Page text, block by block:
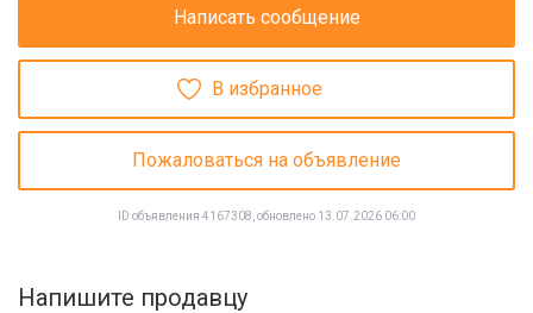
Написать сообщение
В избранное
Пожаловаться на объявление
ID объявления 4167308, обновлено 13.07.2026 06:00
Напишите продавцу